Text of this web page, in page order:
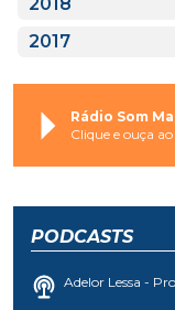
2017
Rádio Som
Clique e ouça
PODCASTS
Adelor Lessa -